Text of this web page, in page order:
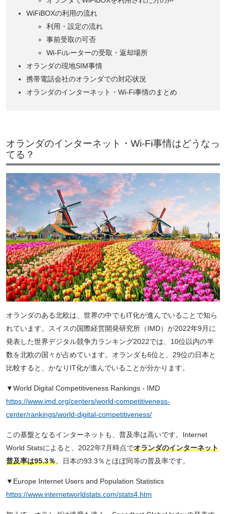
WiFiBOXの利用の流れ
利用・設定の流れ
事前受取の可否
Wi-Fiルーターの受取・返却場所
オランダの現地SIM事情
携帯電話会社のオランダでの対応状況
オランダのインターネット・Wi-Fi事情のまとめ
オランダのインターネット・Wi-Fi事情はどうなっ
てる？
オランダのある北欧は、世界の中でもIT化が進んでいることで知ら
れています。スイスの国際経営開発研究所（IMD）が2022年9月に
発表した世界デジタル競争力ランキング2022では、10位以内の半
数を北欧の国々が占めています。オランダも6位と、29位の日本と
比較すると、かなりIT化が進んでいることが分かります。
▼World Digital Competitiveness Rankings - IMD
https://www.imd.org/centers/world-competitiveness-
center/rankings/world-digital-competitiveness/
この基盤となるインターネットも、普及率は高いです。Internet
World Statsによると、2022年7月時点でオランダのインターネット
普及率は95.3％。日本の93.3％とほぼ同等の普及率です。
▼Europe Internet Users and Population Statistics
https://www.internetworldstats.com/stats4.htm